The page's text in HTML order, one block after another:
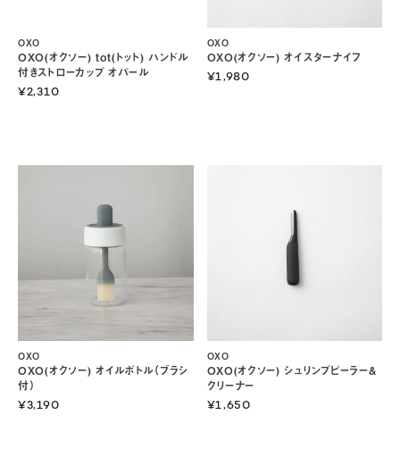
OXO(オクソー) tot(トット) ハンドル
付きストローカップ オパール
OXO
¥2,310
OXO(オクソー) オイスターナイフ
OXO
¥1,980
OXO(オクソー) オイルボトル（ブラシ
付）
OXO
¥3,190
OXO(オクソー) シュリンプピーラー&
クリーナー
OXO
¥1,650